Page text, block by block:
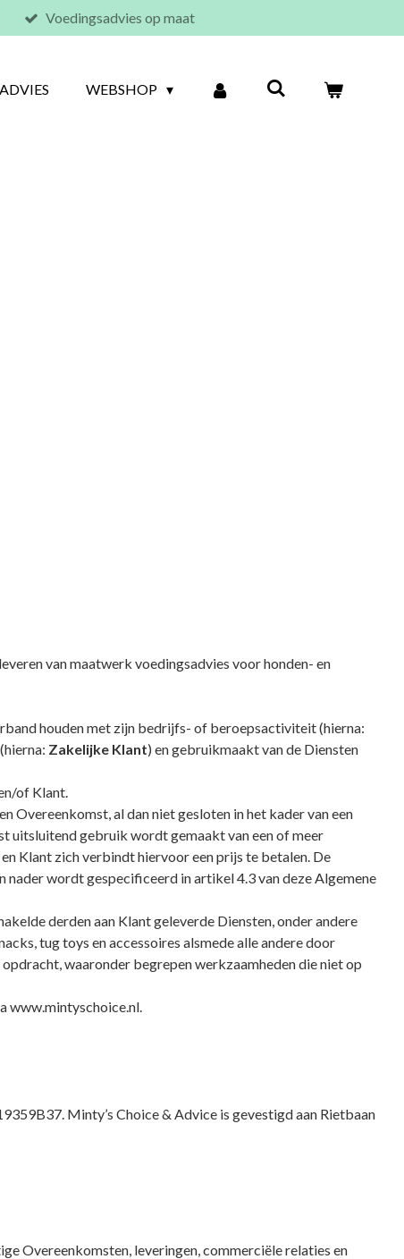
Voedingsadvies op maat
WEBSHOP
van maatwerk voedingsadvies voor honden- en
houden met zijn bedrijfs- of beroepsactiviteit (hierna:
Zakelijke Klant) en gebruikmaakt van de Diensten
of Klant.
Overeenkomst, al dan niet gesloten in het kader van een
uitsluitend gebruik wordt gemaakt van een of meer
Klant zich verbindt hiervoor een prijs te betalen. De
wordt gespecificeerd in artikel 4.3 van deze Algemene
derden aan Klant geleverde Diensten, onder andere
tug toys en accessoires alsmede alle andere door
waaronder begrepen werkzaamheden die niet op
www.mintyschoice.nl.
Minty’s Choice & Advice is gevestigd aan Rietbaan
Overeenkomsten, leveringen, commerciële relaties en